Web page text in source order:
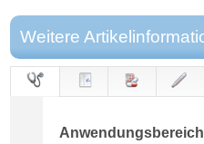
Weitere